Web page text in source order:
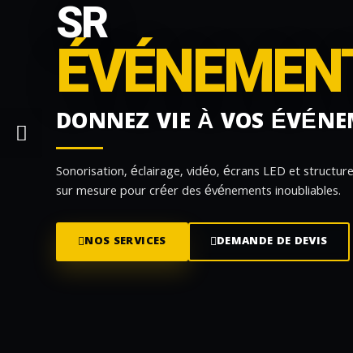
SR
DONNEZ VIE À VOS
Sonorisation, éclairage, vidéo, écrans LED et
sur mesure pour créer des événements inoubliables.
NOS SERVICES DEMANDE DE DEVIS